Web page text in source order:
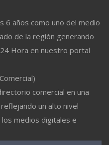
6 años como uno del medio
de la región generando
Hora en nuestro portal
comercial en una
un alto nivel
medios digitales e